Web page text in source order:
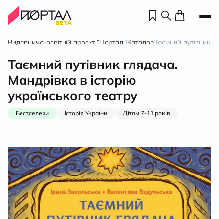
Видавничо-освітній проєкт “Портал”/Каталог/Таємний путівник
Таємний путівник глядача.
Мандрівка в історію
українського театру
Бестселери Історія України Дітям 7-11 років